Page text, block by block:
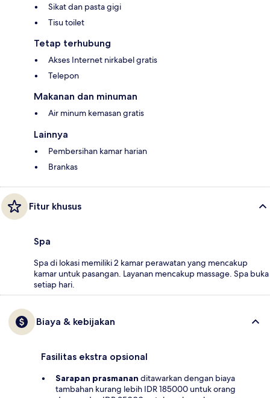
Sikat dan pasta gigi
Tisu toilet
Tetap terhubung
Akses Internet nirkabel gratis
Telepon
Makanan dan minuman
Air minum kemasan gratis
Lainnya
Pembersihan kamar harian
Brankas
Fitur khusus
Spa
Spa di lokasi memiliki 2 kamar perawatan yang mencakup
kamar untuk pasangan. Layanan mencakup massage. Spa buka
setiap hari.
Biaya & kebijakan
Fasilitas ekstra opsional
Sarapan prasmanan ditawarkan dengan biaya
tambahan kurang lebih IDR 185000 untuk orang